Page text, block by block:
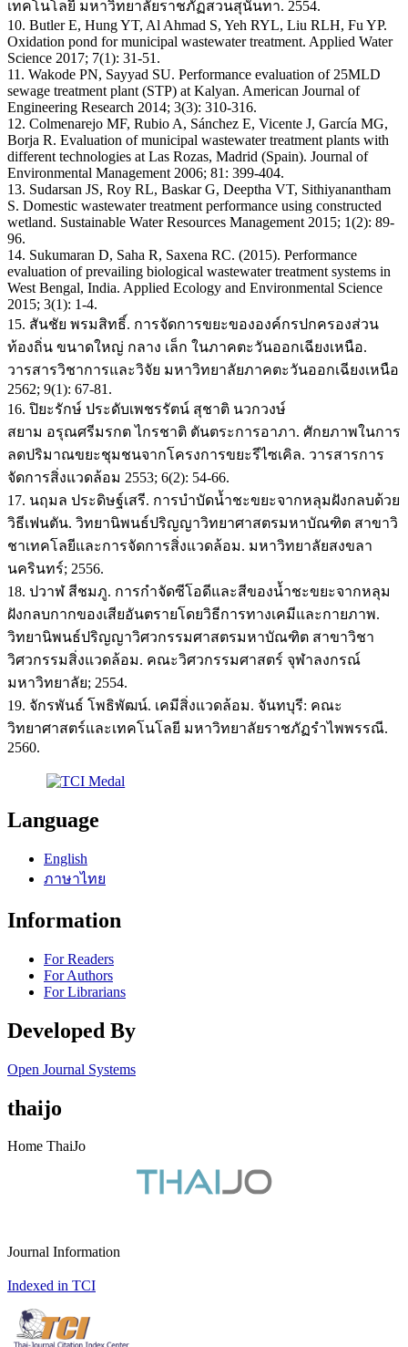
เทคโนโลยี มหาวิทยาลัยราชภัฏสวนสุนันทา. 2554.
10. Butler E, Hung YT, Al Ahmad S, Yeh RYL, Liu RLH, Fu YP.
Oxidation pond for municipal wastewater treatment. Applied Water
Science 2017; 7(1): 31-51.
11. Wakode PN, Sayyad SU. Performance evaluation of 25MLD
sewage treatment plant (STP) at Kalyan. American Journal of
Engineering Research 2014; 3(3): 310-316.
12. Colmenarejo MF, Rubio A, Sánchez E, Vicente J, García MG,
Borja R. Evaluation of municipal wastewater treatment plants with
different technologies at Las Rozas, Madrid (Spain). Journal of
Environmental Management 2006; 81: 399-404.
13. Sudarsan JS, Roy RL, Baskar G, Deeptha VT, Sithiyanantham
S. Domestic wastewater treatment performance using constructed
wetland. Sustainable Water Resources Management 2015; 1(2): 89-
96.
14. Sukumaran D, Saha R, Saxena RC. (2015). Performance
evaluation of prevailing biological wastewater treatment systems in
West Bengal, India. Applied Ecology and Environmental Science
2015; 3(1): 1-4.
15. สันชัย พรมสิทธิ์. การจัดการขยะขององค์กรปกครองส่วน
ท้องถิ่น ขนาดใหญ่ กลาง เล็ก ในภาคตะวันออกเฉียงเหนือ.
วารสารวิชาการและวิจัย มหาวิทยาลัยภาคตะวันออกเฉียงเหนือ
2562; 9(1): 67-81.
16. ปิยะรักษ์ ประดับเพชรรัตน์ สุชาติ นวกวงษ์
สยาม อรุณศรีมรกต ไกรชาติ ตันตระการอาภา. ศักยภาพในการ
ลดปริมาณขยะชุมชนจากโครงการขยะรีไซเคิล. วารสารการ
จัดการสิ่งแวดล้อม 2553; 6(2): 54-66.
17. นฤมล ประดิษฐ์เสรี. การบำบัดน้ำชะขยะจากหลุมฝังกลบด้วย
วิธีเฟนตัน. วิทยานิพนธ์ปริญญาวิทยาศาสตรมหาบัณฑิต สาขาวิ
ชาเทคโลยีและการจัดการสิ่งแวดล้อม. มหาวิทยาลัยสงขลา
นครินทร์; 2556.
18. ปวาฬ สีชมภู. การกำจัดซีโอดีและสีของน้ำชะขยะจากหลุม
ฝังกลบกากของเสียอันตรายโดยวิธีการทางเคมีและกายภาพ.
วิทยานิพนธ์ปริญญาวิศวกรรมศาสตรมหาบัณฑิต สาขาวิชา
วิศวกรรมสิ่งแวดล้อม. คณะวิศวกรรมศาสตร์ จุฬาลงกรณ์
มหาวิทยาลัย; 2554.
19. จักรพันธ์ โพธิพัฒน์. เคมีสิ่งแวดล้อม. จันทบุรี: คณะ
วิทยาศาสตร์และเทคโนโลยี มหาวิทยาลัยราชภัฏรำไพพรรณี.
2560.
Language
English
ภาษาไทย
Information
For Readers
For Authors
For Librarians
Developed By
Open Journal Systems
thaijo
Home ThaiJo
Journal Information
Indexed in TCI